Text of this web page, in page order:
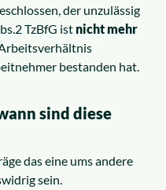
der unzulässig
Tz­B­fG ist nicht mehr
bestanden hat.
sind diese
das eine ums andere
sein.